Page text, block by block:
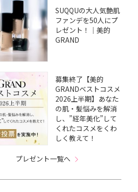
SUQQUの大人気艶肌
ファンデを50人にプ
レゼント！｜美的
GRAND
募集終了【美的
GRANDベストコスメ
2026上半期】あなた
の肌・髪悩みを解消
し、”経年美化”して
くれたコスメをくわ
しく教えて！
プレゼント一覧へ